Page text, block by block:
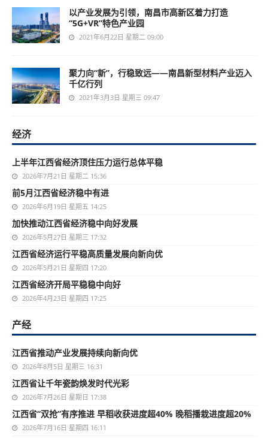
以产业发展为引领，南昌市高新区着力打造
“5G+VR”特色产业园
2021年6月22日 星期二 09:00
聚力向“新”，行稳致远——南昌新型材料产业迈入
千亿行列
2021年3月3日 星期三 09:47
经济
上半年江西省经济顶住压力运行总体平稳
2026年7月21日 星期二 15:36
前5月江西省经济稳中有进
2026年6月19日 星期五 14:25
加快推动江西省经济稳中向好发展
2026年5月27日 星期三 17:32
江西省经济运行平稳高质量发展向新向优
2026年5月21日 星期四 17:20
江西省经济开局平稳稳中向好
2026年4月23日 星期四 17:25
产经
江西省推动产业发展持续向新向优
2026年8月5日 星期三 16:31
江西省让千年瓷韵焕发时代光彩
2026年7月26日 星期日 17:38
江西省“双抢”有序推进 早稻收获进度超40% 晚稻播栽进度超20%
2026年7月16日 星期四 16:11